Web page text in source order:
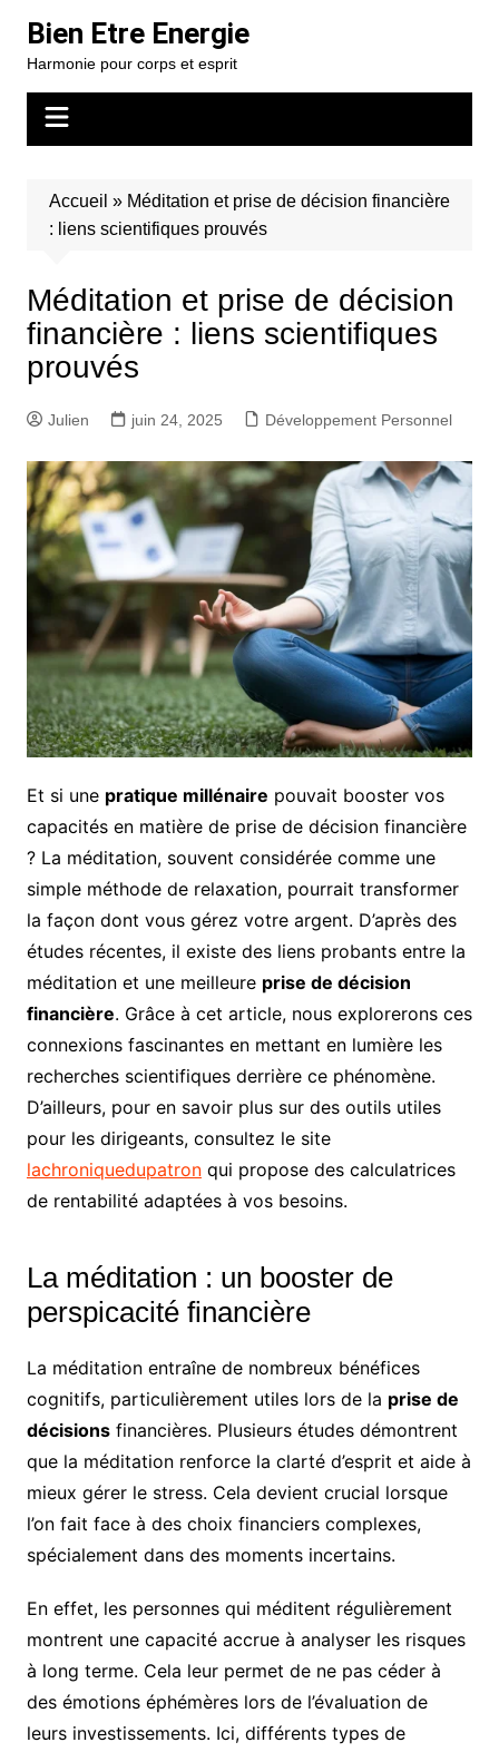
contenu
Bien Etre Energie
Harmonie pour corps et esprit
Accueil » Méditation et prise de décision financière
: liens scientifiques prouvés
Méditation et prise de décision
financière : liens scientifiques
prouvés
Julien juin 24, 2025 Développement Personnel
Et si une pratique millénaire pouvait booster vos
capacités en matière de prise de décision financière
? La méditation, souvent considérée comme une
simple méthode de relaxation, pourrait transformer
la façon dont vous gérez votre argent. D’après des
études récentes, il existe des liens probants entre la
méditation et une meilleure prise de décision
financière. Grâce à cet article, nous explorerons ces
connexions fascinantes en mettant en lumière les
recherches scientifiques derrière ce phénomène.
D’ailleurs, pour en savoir plus sur des outils utiles
pour les dirigeants, consultez le site
lachroniquedupatronqui propose des calculatrices
de rentabilité adaptées à vos besoins.
La méditation : un booster de
perspicacité financière
La méditation entraîne de nombreux bénéfices
cognitifs, particulièrement utiles lors de la prise de
décisionsfinancières. Plusieurs études démontrent
que la méditation renforce la clarté d’esprit et aide à
mieux gérer le stress. Cela devient crucial lorsque
l’on fait face à des choix financiers complexes,
spécialement dans des moments incertains.
En effet, les personnes qui méditent régulièrement
montrent une capacité accrue à analyser les risques
à long terme. Cela leur permet de ne pas céder à
des émotions éphémères lors de l’évaluation de
leurs investissements. Ici, différents types de